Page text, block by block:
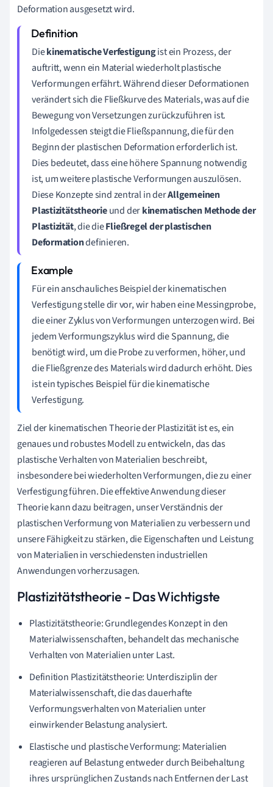
Deformation ausgesetzt wird.
Diekinematische Verfestigungist ein Prozess, der
auftritt, wenn ein Material wiederholt plastische
Verformungen erfährt. Während dieser Deformationen
verändert sich die Fließkurve des Materials, was auf die
Bewegung von Versetzungen zurückzuführen ist.
Infolgedessen steigt die Fließspannung, die für den
Beginn der plastischen Deformation erforderlich ist.
Dies bedeutet, dass eine höhere Spannung notwendig
ist, um weitere plastische Verformungen auszulösen.
Diese Konzepte sind zentral in derAllgemeinen
Plastizitätstheorieund derkinematischen Methode der
Plastizität, die dieFließregel der plastischen
Deformationdefinieren.
Für ein anschauliches Beispiel der kinematischen
Verfestigung stelle dir vor, wir haben eine Messingprobe,
die einer Zyklus von Verformungen unterzogen wird. Bei
jedem Verformungszyklus wird die Spannung, die
benötigt wird, um die Probe zu verformen, höher, und
die Fließgrenze des Materials wird dadurch erhöht. Dies
ist ein typisches Beispiel für die kinematische
Verfestigung.
Ziel der kinematischen Theorie der Plastizität ist es, ein
genaues und robustes Modell zu entwickeln, das das
plastische Verhalten von Materialien beschreibt,
insbesondere bei wiederholten Verformungen, die zu einer
Verfestigung führen. Die effektive Anwendung dieser
Theorie kann dazu beitragen, unser Verständnis der
plastischen Verformung von Materialien zu verbessern und
unsere Fähigkeit zu stärken, die Eigenschaften und Leistung
von Materialien in verschiedensten industriellen
Anwendungen vorherzusagen.
Plastizitätstheorie - Das Wichtigste
Plastizitätstheorie: Grundlegendes Konzept in den
Materialwissenschaften, behandelt das mechanische
Verhalten von Materialien unter Last.
Definition Plastizitätstheorie: Unterdisziplin der
Materialwissenschaft, die das dauerhafte
Verformungsverhalten von Materialien unter
einwirkender Belastung analysiert.
Elastische und plastische Verformung: Materialien
reagieren auf Belastung entweder durch Beibehaltung
ihres ursprünglichen Zustands nach Entfernen der Last